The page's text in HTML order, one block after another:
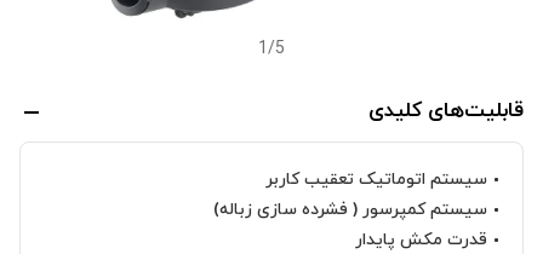
1/5
قابلیت‌های کلیدی
سیستم اتوماتیک تعقیب کاربر
سیستم کمپرسور ( فشرده سازی زباله)
قدرت مکش پایدار